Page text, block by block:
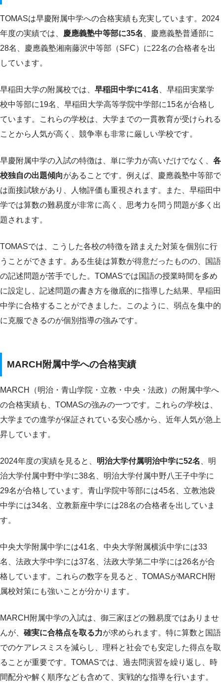
TOMASは早慶附属中学への合格実績も充実しています。2024
年度の実績では、
慶應義塾中等部に35名
、慶應義塾普通部に
28名、慶應義塾湘南藤沢中等部（SFC）に22名の合格者を出
しています。
早稲田大学の附属校では、 早稲田中学に41名
、早稲田実業学
校中等部に19名、早稲田大学高等学院中学部に15名が合格し
ています。これらの学校は、大学までの一貫教育が受けられる
ことから人気が高く、競争率も非常に厳しい学校です。
早慶附属中学の入試の特徴は、単に学力が高いだけでなく、 各
校独自の出題傾向があることです。例えば、慶應義塾中等部で
は面接試験があり、人物評価も重視されます。また、早稲田中
学では算数の難易度が非常に高く、思考力を問う問題が多く出
題されます。
TOMASでは、こうした各校の特徴を踏まえた対策を個別に行
うことができます。ある生徒は算数が得意だったものの、国語
の記述問題が苦手でした。TOMASでは国語の授業時間を多め
に設定し、記述問題の書き方を徹底的に指導した結果、早稲田
中学に合格することができました。このように、弱点を集中的
に克服できるのが個別指導の強みです。
MARCH附属中学への合格実績
MARCH（明治・青山学院・立教・中央・法政）の附属中学へ
の合格実績も、TOMASの強みの一つです。これらの学校は、
大学までの進学が保証されている安心感から、近年人気が急上
昇しています。
2024年度の実績を見ると、 明治大学付属明治中学に52名
、明
治大学付属中野中学に38名、明治大学付属中野八王子中学に
29名が合格しています。青山学院中等部には45名、立教池袋
中学には34名、立教新座中学には28名の合格者を出していま
す。
中央大学附属中学には41名、中央大学附属横浜中学には33
名、法政大学中学には37名、法政大学第二中学には26名が合
格しています。これらの数字を見ると、TOMASがMARCH附
属校対策にも強いことが分かります。
MARCH附属中学の入試は、御三家ほどの難易度ではありませ
んが、 確実に合格点を取る力が求められます。特に算数と国語
でのケアレスミスを減らし、理科と社会でも安定した得点を取
ることが重要です。TOMASでは、過去問演習を繰り返し、時
間配分や解く順序なども含めて、実戦的な指導を行います。